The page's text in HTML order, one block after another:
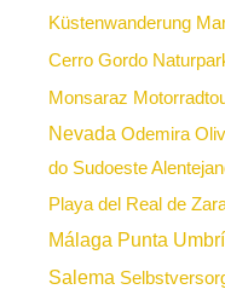
Küstenwanderung
Cerro Gordo
Monsaraz
Nevada Odemira
do Sudoeste
Playa del Real de
Málaga Punta
Salema